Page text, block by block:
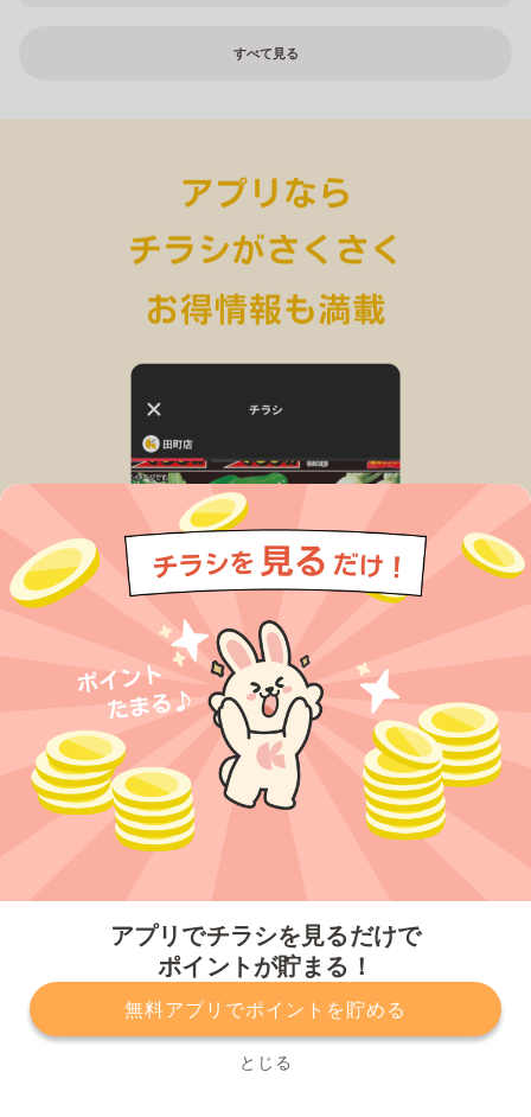
アプリでチラシを見るだけで
ポイントが貯まる！
無料アプリでポイントを貯める
とじる
すべて見る
プライバシーポリシー 利用規約
運営会社
サービスに関してのお問い合わせ